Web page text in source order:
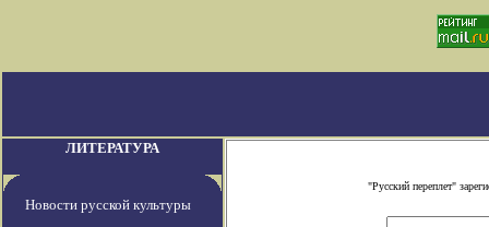
ЛИТЕРАТУРА
Новости русской культуры
"Русский переплет"